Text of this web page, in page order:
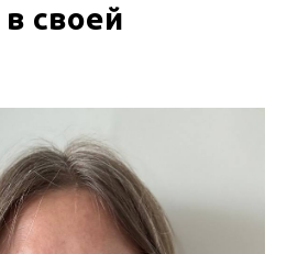
своей